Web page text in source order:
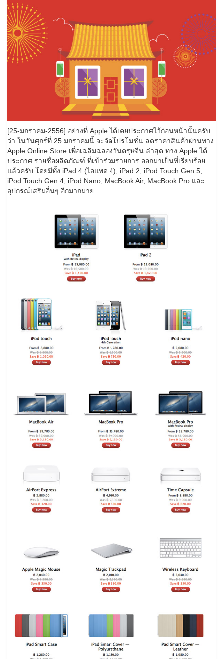
[25-มกราคม-2556] อย่างที่ Apple ได้เคยประกาศไว้ก่อนหน้านั้นครับ
ว่า ในวันศุกร์ที่ 25 มกราคมนี้ จะจัดโปรโมชั่น ลดราคาสินค้าผ่านทาง
Apple Online Store เพื่อเฉลิมฉลองวันตรุษจีน ล่าสุด ทาง Apple ได้
ประกาศ รายชื่อผลิตภัณฑ์ ที่เข้าร่วมรายการ ออกมาเป็นที่เรียบร้อย
แล้วครับ โดยมีทั้ง iPad 4 (ไอแพด 4), iPad 2, iPod Touch Gen 5,
iPod Touch Gen 4, iPod Nano, MacBook Air, MacBook Pro และ
อุปกรณ์เสริมอื่นๆ อีกมากมาย